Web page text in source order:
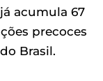
acumula 67
precoces
Brasil.